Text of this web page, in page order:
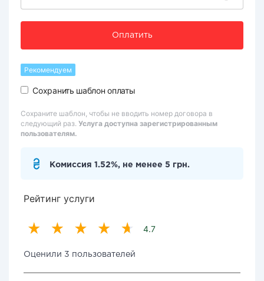
Оплатить
Рекомендуем
Сохранить шаблон оплаты
Сохраните шаблон, чтобы не вводить номер договора в
следующий раз. Услуга доступна зарегистрированным
пользователям.
Комиссия 1.52%, не менее 5 грн.
Рейтинг услуги
4.7
Оценили 3 пользователей